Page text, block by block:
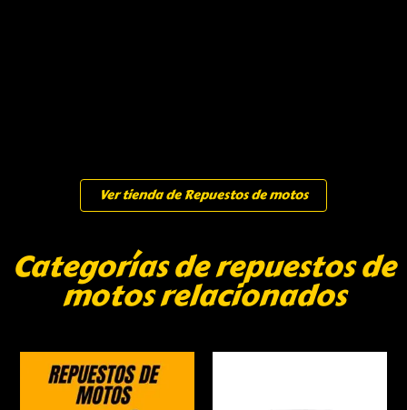
Ver tienda de Repuestos de motos
Categorías de repuestos de
motos relacionados